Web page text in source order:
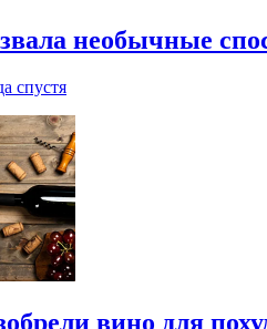
необычные
спустя
вино для